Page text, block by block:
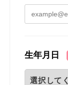
生年月日